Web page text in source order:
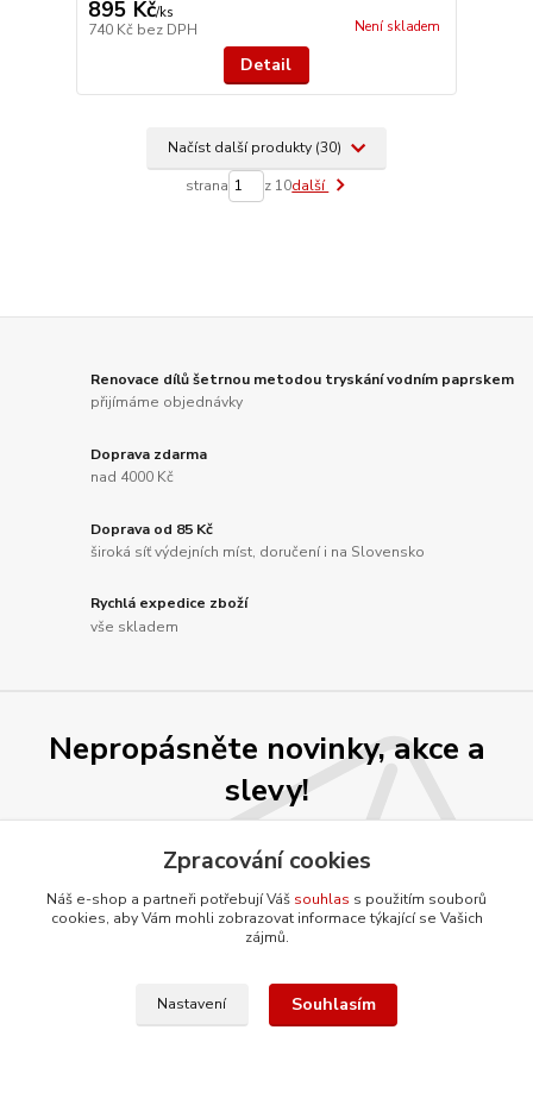
895 Kč/ks
740 Kč bez DPH Není skladem
Detail
Načíst další produkty (30)
strana z 10další
Renovace dílů šetrnou metodou tryskání vodním paprskem
přijímáme objednávky
Doprava zdarma
nad 4000 Kč
Doprava od 85 Kč
široká síť výdejních míst, doručení i na Slovensko
Rychlá expedice zboží
vše skladem
Nepropásněte novinky, akce a
slevy!
Přihlásit se
Souhlasím sezpracováním osobních údajů za účelem rozesílky newsletteru.
Můžete se kdykoli odhlásit. Zasíláme jednou za 14 dní.
Zpracování cookies
Náš e-shop a partneři potřebují Váš souhlas s použitím souborů
cookies, aby Vám mohli zobrazovat informace týkající se Vašich
zájmů.
Nastavení Souhlasím